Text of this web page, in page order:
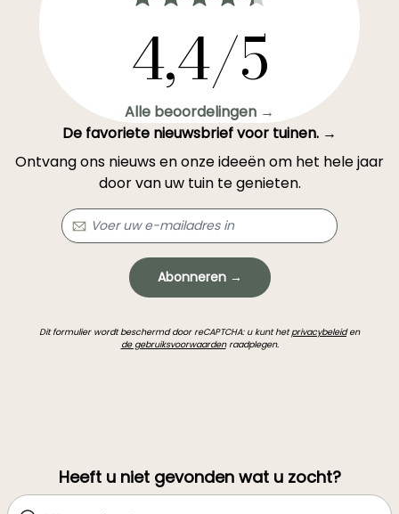
4,4/5
Alle beoordelingen →
De favoriete nieuwsbrief voor tuinen. →
Ontvang ons nieuws en onze ideeën om het hele jaar
door van uw tuin te genieten.
Abonneren →
Dit formulier wordt beschermd door reCAPTCHA: u kunt hetprivacybeleiden
de gebruiksvoorwaardenraadplegen.
Heeft u niet gevonden wat u zocht?